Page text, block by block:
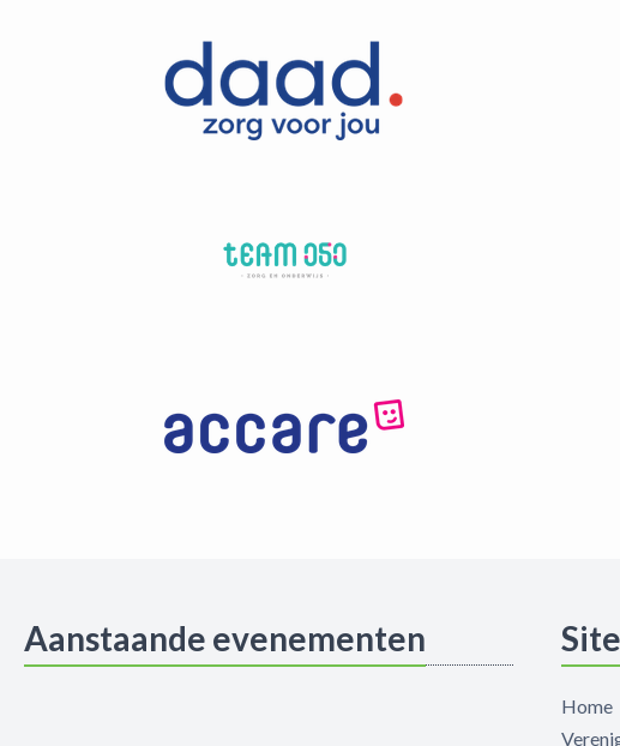
Aanstaande evenementen
Home